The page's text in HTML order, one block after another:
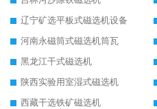
辽宁矿选平板式磁选机设备
河南永磁筒式磁选机筒瓦
黑龙江干式磁选机
陕西实验用室湿式磁选机
西藏干选铁矿磁选机